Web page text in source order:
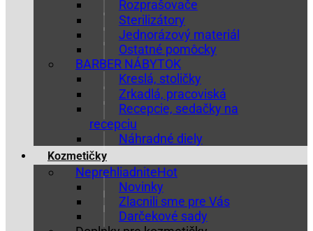
Rozprašovače
Sterilizátory
Jednorázový materiál
Ostatné pomôcky
BARBER NÁBYTOK
Kreslá, stoličky
Zrkadlá, pracoviská
Recepcie, sedačky na
recepciu
Náhradné diely
Kozmetičky
Neprehliadnite
Novinky
Zlacnili sme pre Vás
Darčekové sady